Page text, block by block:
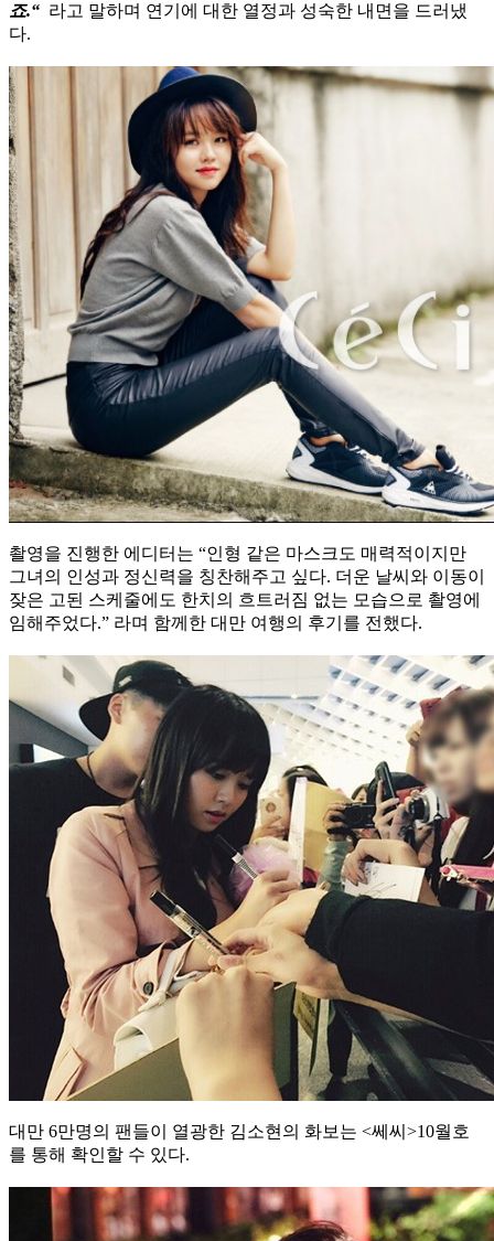
죠.“ 라고 말하며 연기에 대한 열정과 성숙한 내면을 드러냈
다.
촬영을 진행한 에디터는 “인형 같은 마스크도 매력적이지만
그녀의 인성과 정신력을 칭찬해주고 싶다. 더운 날씨와 이동이
잦은 고된 스케줄에도 한치의 흐트러짐 없는 모습으로 촬영에
임해주었다.” 라며 함께한 대만 여행의 후기를 전했다.
대만 6만명의 팬들이 열광한 김소현의 화보는 <쎄씨>10월호
를 통해 확인할 수 있다.